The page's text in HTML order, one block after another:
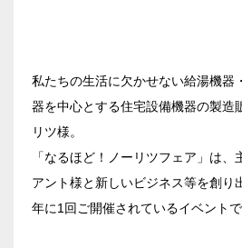
私たちの生活に欠かせない給湯機器
器を中心とする住宅設備機器の製造
リツ様。
「なるほど！ノーリツフェア」は
アント様と新しいビジネス等を創り
年に1回ご開催されているイベントで